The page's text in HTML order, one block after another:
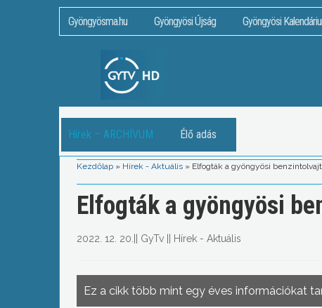
Gyöngyösma.hu Gyöngyösi Újság Gyöngyösi
Hírek – ARCHÍVUM Élő adás
Kezdőlap » Hírek - Aktuális » Elfogták a gyöngyösi benzintolvajt
Elfogták a gyöngyösi
2022. 12. 20. GyTv Hírek - Aktuális
Ez a cikk több mint egy éves információkat